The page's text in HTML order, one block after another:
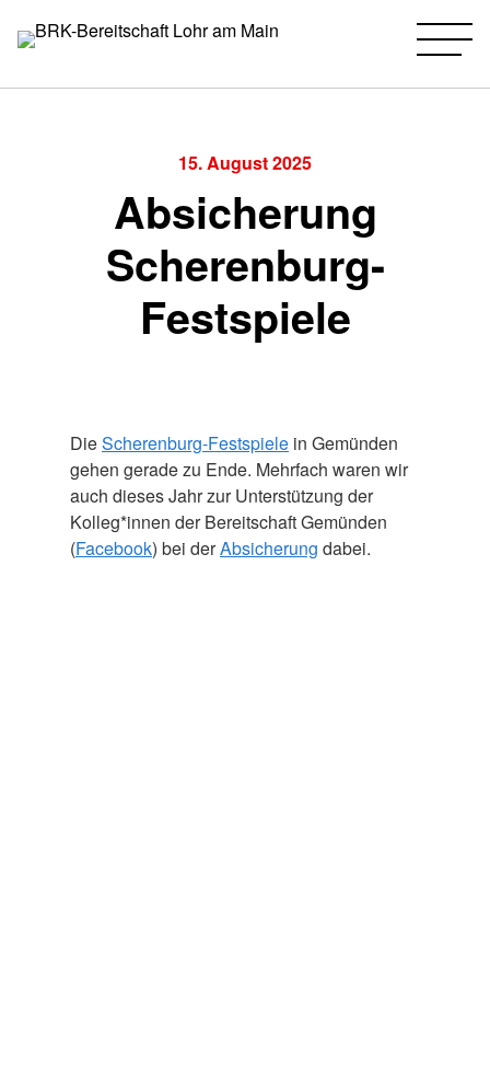
Zum
Inhalt
springen
BRK-Bereitschaft Lohr am Main
15. August 2025
Absicherung
Scherenburg-
Festspiele
DieScherenburg-Festspiele in Gemünden
gehen gerade zu Ende. Mehrfach waren wir
auch dieses Jahr zur Unterstützung der
Kolleg*innen der Bereitschaft Gemünden
(Facebook) bei derAbsicherung dabei.